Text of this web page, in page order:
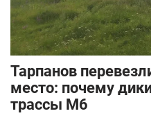
Тарпанов
место: почему
трассы М6